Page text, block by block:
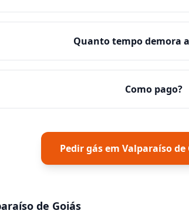
Quanto tempo demora
Como pago?
Pedir gás em Valparaíso de
de Goiás